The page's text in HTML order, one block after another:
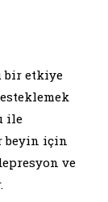
bir etkiye
ile
beyin için
ve